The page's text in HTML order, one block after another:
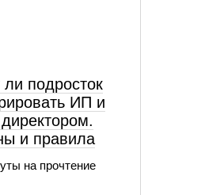
подросток
ИП и
и правила
на прочтение